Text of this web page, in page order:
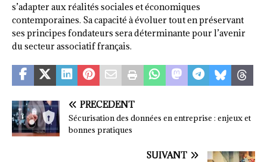
s’adapter aux réalités sociales et économiques
contemporaines. Sa capacité à évoluer tout en préservant
ses principes fondateurs sera déterminante pour l’avenir
du secteur associatif français.
PRÉCÉDENT
Sécurisation des données en entreprise : enjeux et
bonnes pratiques
SUIVANT